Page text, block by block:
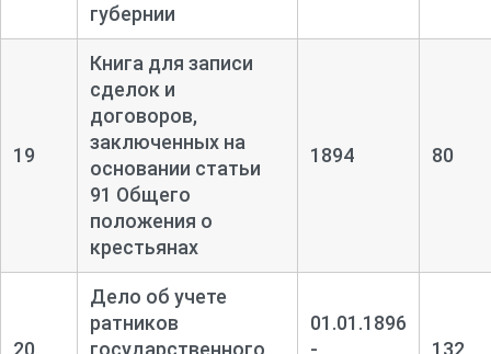
губернии
19
Книга для записи
сделок и
договоров,
заключенных на
основании статьи
91 Общего
положения о
крестьянах
1894 80
20
Дело об учете
ратников
государственного
01.01.1896
-
132